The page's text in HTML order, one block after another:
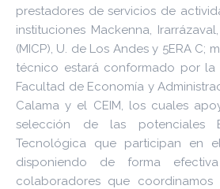
prestadores de servicios de
instituciones Mackenna,
(MICP), U. de Los Andes y 5ERA C;
técnico estará conformado por la
Facultad de Economía y
Calama y el CEIM, los cuales
selección de las potenciales
Tecnológica que participan en el
disponiendo de forma
colaboradores que